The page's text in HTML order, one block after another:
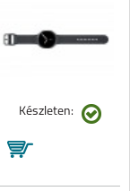
Készleten: